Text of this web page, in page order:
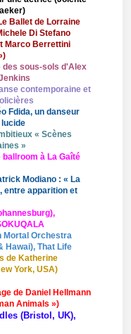
Ballet de Lorraine
Di Stefano
Marco Berrettini
des sous-sols d'Alex
contemporaine et
Fdida, un danseur
« Scènes
»
ballroom à La Gaîté
Modiano : « La
entre apparition et
Mortal Orchestra
Hawai), That Life
de Katherine
York, USA)
de Daniel Hellmann
Animals »)
(Bristol, UK),